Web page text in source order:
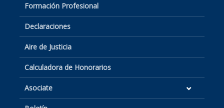
Formación Profesional
Declaraciones
Aire de Justicia
Calculadora de Honorarios
Asociate